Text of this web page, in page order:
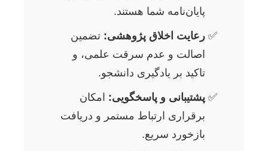
پایان‌نامه شما هستند.
رعایت اخلاق پژوهشی: تضمین
اصالت و عدم سرقت علمی، و
تاکید بر یادگیری دانشجو.
پشتیبانی و پاسخگویی: امکان
برقراری ارتباط مستمر و دریافت
بازخورد سریع.